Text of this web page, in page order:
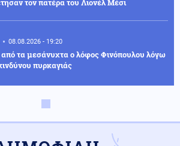
08.08.2026 - 19:20
από τα μεσάνυχτα ο λόφος Φινόπουλου λόγω
πυρκαγιάς